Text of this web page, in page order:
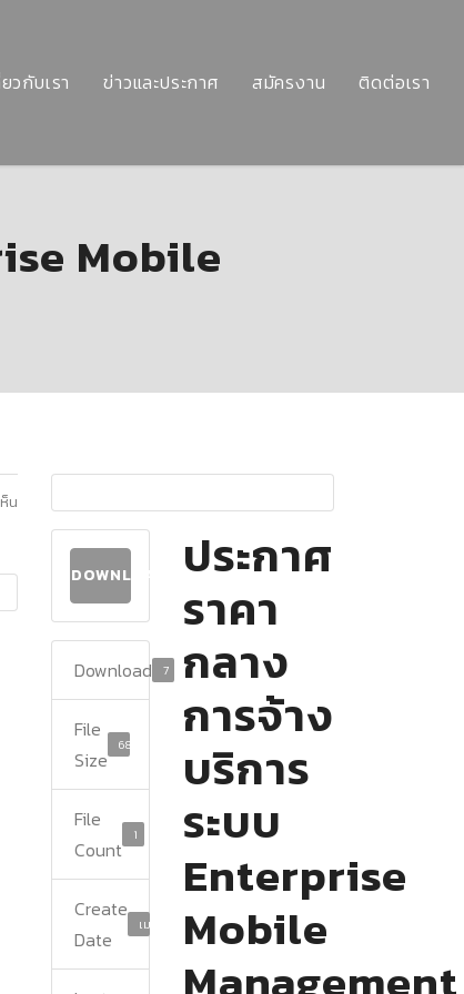
วกับเรา ข่าวและประกาศ สมัครงาน ติดต่อเรา
Mobile
น
DOWNLOAD
Download 7
File
Size
68.03 KB
File
Count
1
Create
Date
เมษายน 1, 2025
ประกาศ
ราคา
กลาง
การจ้าง
บริการ
ระบบ
Enterprise
Mobile